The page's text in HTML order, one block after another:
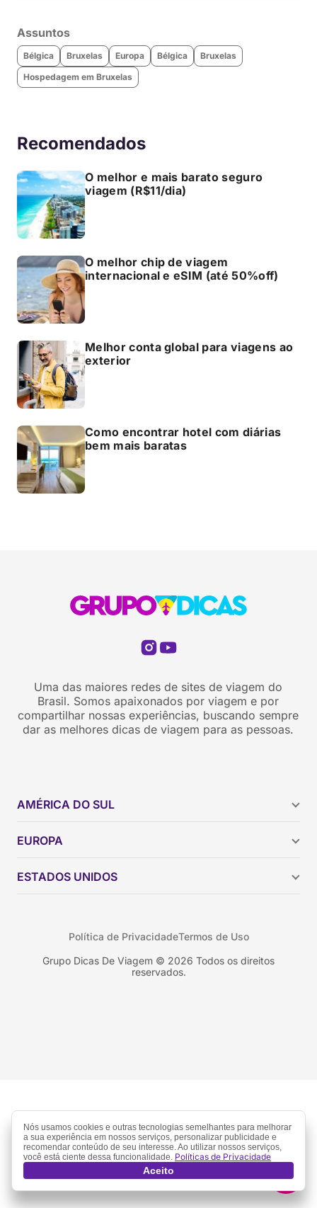
Assuntos
Bélgica Bruxelas Europa Bélgica
Bruxelas
Hospedagem em Bruxelas
Recomendados
O melhor e mais barato seguro
viagem (R$11/dia)
O melhor chip de viagem
internacional e eSIM (até 50%off)
Melhor conta global para viagens ao
exterior
Como encontrar hotel com diárias
bem mais baratas
Uma das maiores redes de sites de viagem do
Brasil. Somos apaixonados por viagem e por
compartilhar nossas experiências, buscando sempre
dar as melhores dicas de viagem para as pessoas.
AMÉRICA DO SUL
Brasil
Colômbia
EUROPA
ESTADOS UNIDOS
Nova York
Grupo Dicas De Viagem © 2026 Todos os direitos
reservados.
Política de PrivacidadeTermos de Uso
Nós usamos cookies e outras tecnologias semelhantes para melhorar
a sua experiência em nossos serviços, personalizar publicidade e
recomendar conteúdo de seu interesse. Ao utilizar nossos serviços,
você está ciente dessa funcionalidade. Políticas de Privacidade
Aceito